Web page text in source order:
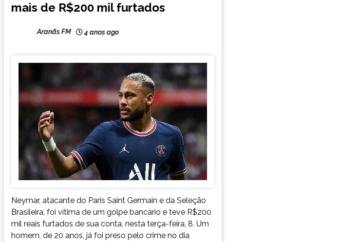
mais de R$200 mil furtados
Aranãs FM 4 anos ago
Neymar, atacante do Paris Saint Germain e da Seleção
Brasileira, foi vítima de um golpe bancário e teve R$200
mil reais furtados de sua conta, nesta terça-feira, 8. Um
homem, de 20 anos, já foi preso pelo crime no dia